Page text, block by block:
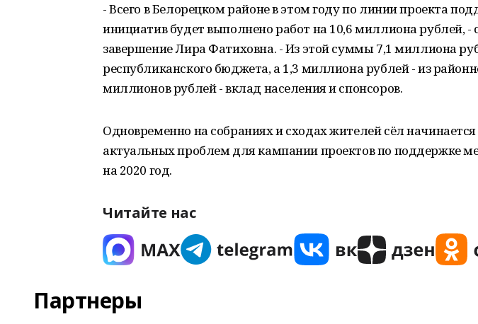
- Всего в Белорецком районе в этом году по линии проекта
инициатив будет выполнено работ на 10,6 миллиона рублей, -
завершение Лира Фатиховна. - Из этой суммы 7,1 миллиона
республиканского бюджета, а 1,3 миллиона рублей - из
миллионов рублей - вклад населения и спонсоров.
Одновременно на собраниях и сходах жителей сёл
актуальных проблем для кампании проектов по поддержке
на 2020 год.
Читайте нас
Партнеры